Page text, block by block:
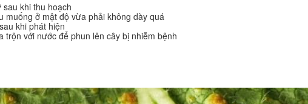
khi thu hoạch
muống ở mật độ vừa phải không dày quá
khi phát hiện
trộn với nước để phun lên cây bị nhiễm bệnh